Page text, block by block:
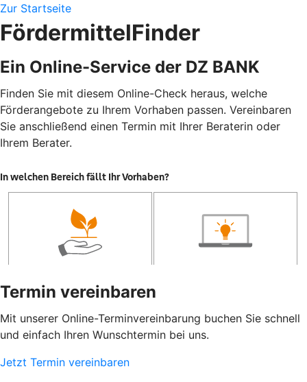
Zur Startseite
FördermittelFinder
Ein Online-Service der DZ BANK
Finden Sie mit diesem Online-Check heraus, welche
Förderangebote zu Ihrem Vorhaben passen. Vereinbaren
Sie anschließend einen Termin mit Ihrer Beraterin oder
Ihrem Berater.
Termin vereinbaren
Mit unserer Online-Terminvereinbarung buchen Sie schnell
und einfach Ihren Wunschtermin bei uns.
Jetzt Termin vereinbaren